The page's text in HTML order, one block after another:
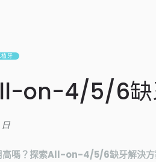
植牙
on-4/5/6缺
高嗎？探索All-on-4/5/6缺牙解決